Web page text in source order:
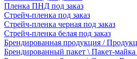
Пленка ПНД под заказ
Стрейч-пленка под заказ
Стрейч-пленка черная под заказ
Стрейч-пленка белая под заказ
Брендированная продукция /
Брендированный пакет \ Пакет-